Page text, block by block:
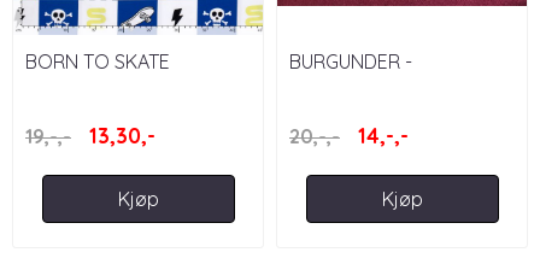
BORN TO SKATE
19,-,- 13,30,-
Kjøp
BURGUNDER -
20,-,-
14,-,-
Kjøp